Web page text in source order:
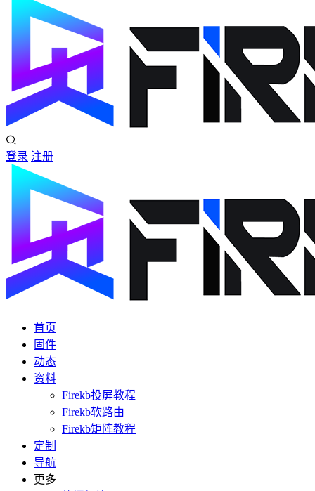
登录 注册
首页
固件
动态
资料
Firekb投屏教程
Firekb软路由
Firekb矩阵教程
定制
导航
更多